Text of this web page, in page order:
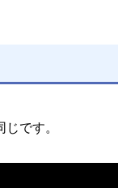
です。